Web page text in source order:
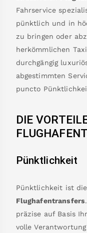
Fahrservice
pünktlich und in
zu bringen oder
herkömmlichen
durchgängig
abgestimmten
puncto
DIE
Pünktlichkeit
Pünktlichkeit ist
Flughafentransfers
präzise auf Basis
volle